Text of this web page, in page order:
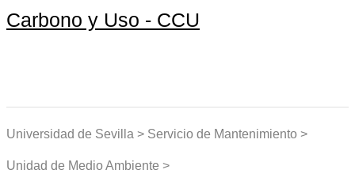
Carbono y Uso - CCU
Universidad de Sevilla > Servicio de Mantenimiento >
Unidad de Medio Ambiente >